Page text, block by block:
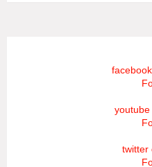
youtube
twitter